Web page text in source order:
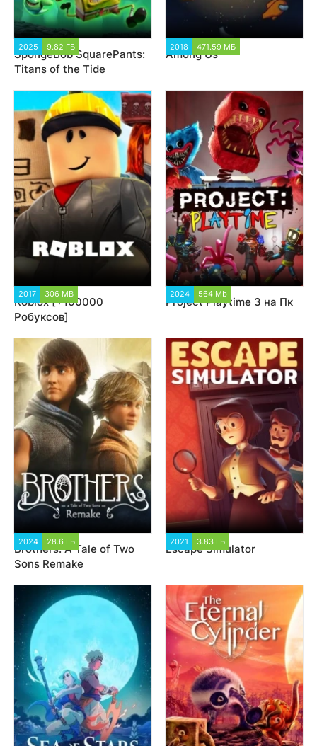
2025 9.82 ГБ
SpongeBob SquarePants:
Titans of the Tide
2018 471.59 МБ
Among Us
2017 306 MB
Roblox [+100000
Робуксов]
2024 564 Mb
Project Playtime 3 на Пк
2024 28.6 ГБ
Brothers: A Tale of Two
Sons Remake
2021 3.83 ГБ
Escape Simulator